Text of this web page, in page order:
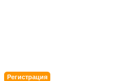
Регистрация